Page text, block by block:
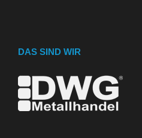
DAS SIND WIR